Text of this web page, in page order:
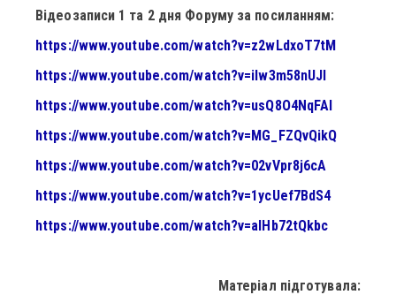
Відеозаписи 1 та 2 дня Форуму за посиланням:
https://www.youtube.com/watch?v=z2wLdxoT7tM
https://www.youtube.com/watch?v=iIw3m58nUJI
https://www.youtube.com/watch?v=usQ8O4NqFAI
https://www.youtube.com/watch?v=MG_FZQvQikQ
https://www.youtube.com/watch?v=02vVpr8j6cA
https://www.youtube.com/watch?v=1ycUef7BdS4
https://www.youtube.com/watch?v=alHb72tQkbc
Матеріал підготувала: